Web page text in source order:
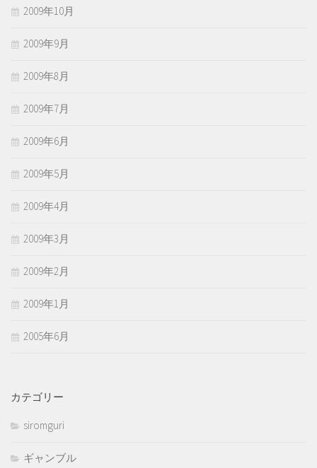
2009年10月
2009年9月
2009年8月
2009年7月
2009年6月
2009年5月
2009年4月
2009年3月
2009年2月
2009年1月
2005年6月
カテゴリー
siromguri
ギャンブル